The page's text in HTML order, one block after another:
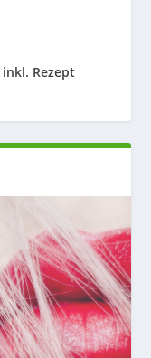
inkl. Rezept